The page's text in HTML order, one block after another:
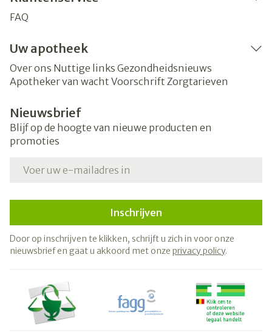
FAQ
Uw apotheek
Over ons Nuttige links Gezondheidsnieuws
Apotheker van wacht Voorschrift Zorgtarieven
Nieuwsbrief
Blijf op de hoogte van nieuwe producten en
promoties
Inschrijven
Door op inschrijven te klikken, schrijft u zich in voor onze
nieuwsbrief en gaat u akkoord met onze privacy policy.